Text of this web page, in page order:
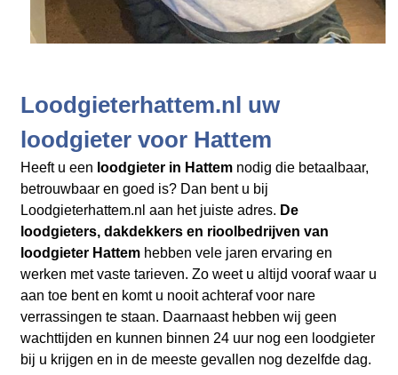
Loodgieterhattem.nl uw
loodgieter voor Hattem
Heeft u een loodgieter in Hattemnodig die betaalbaar,
betrouwbaar en goed is? Dan bent u bij
Loodgieterhattem.nl aan het juiste adres. De
loodgieters, dakdekkers en rioolbedrijven van
loodgieter Hattemhebben vele jaren ervaring en
werken met vaste tarieven. Zo weet u altijd vooraf waar u
aan toe bent en komt u nooit achteraf voor nare
verrassingen te staan. Daarnaast hebben wij geen
wachttijden en kunnen binnen 24 uur nog een loodgieter
bij u krijgen en in de meeste gevallen nog dezelfde dag.